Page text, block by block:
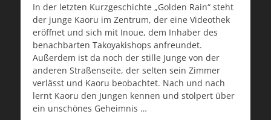
In der letzten Kurzgeschichte „Golden Rain“ steht
der junge Kaoru im Zentrum, der eine Videothek
eröffnet und sich mit Inoue, dem Inhaber des
benachbarten Takoyakishops anfreundet.
Außerdem ist da noch der stille Junge von der
anderen Straßenseite, der selten sein Zimmer
verlässt und Kaoru beobachtet. Nach und nach
lernt Kaoru den Jungen kennen und stolpert über
ein unschönes Geheimnis …